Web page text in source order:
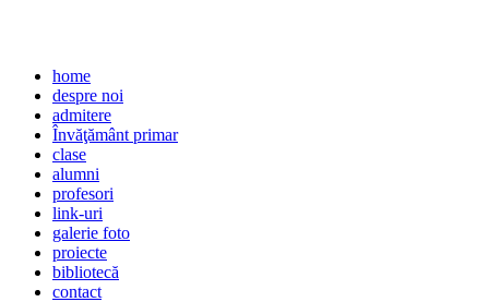
home
despre noi
admitere
Învăţământ primar
clase
alumni
profesori
link-uri
galerie foto
proiecte
bibliotecă
contact